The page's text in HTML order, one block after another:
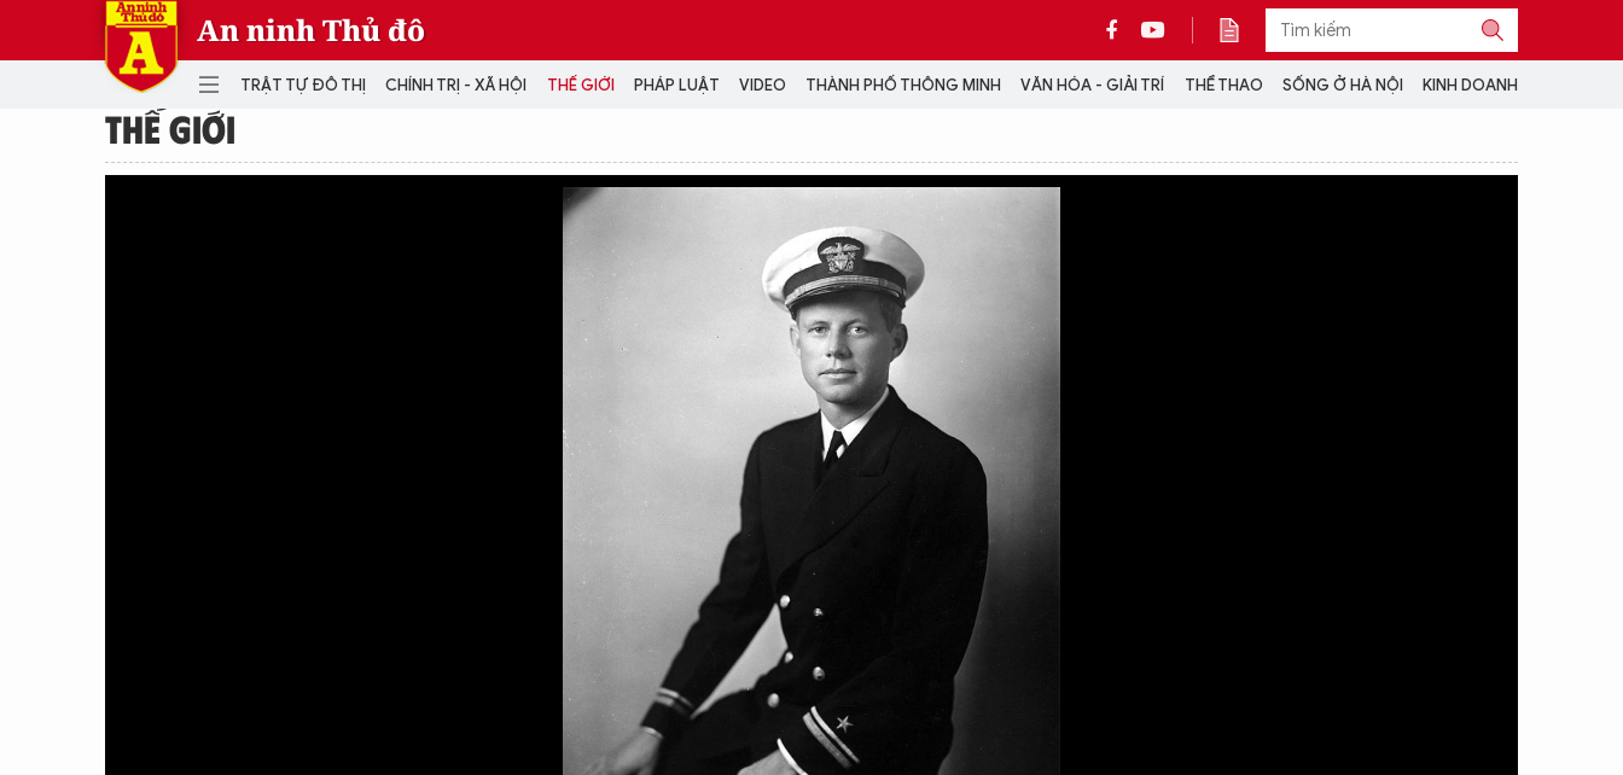
An ninh Thủ đô
TRẬT TỰ ĐÔ THỊ CHÍNH TRỊ - XÃ HỘI THẾ GIỚI PHÁP LUẬT VIDEO THÀNH PHỐ THÔNG MINH VĂN HÓA - GIẢI TRÍ THỂ THAO SỐNG Ở HÀ NỘI KINH DOANH
CHÍNH TRỊ - XÃ HỘI
VĂN HÓA - GIẢI TRÍ
Podcast
VIDEO
PODCAST
ẢNH
LONGFORM
INFOGRAPHIC
LỊCH VẠN SỰ
THẾ GIỚI